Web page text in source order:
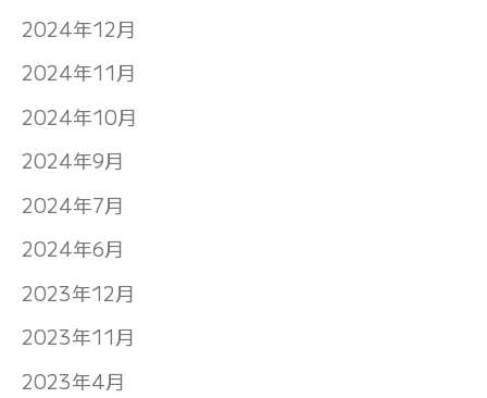
2024年12月
2024年11月
2024年10月
2024年9月
2024年7月
2024年6月
2023年12月
2023年11月
2023年4月